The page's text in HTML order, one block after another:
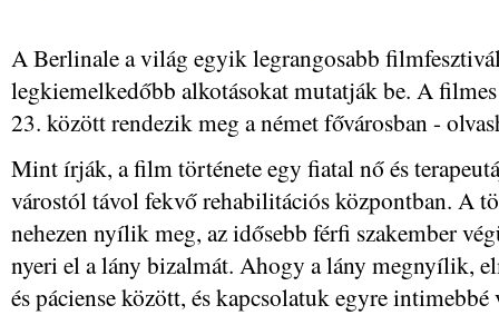
A Berlinale a világ egyik legrangosabb
legkiemelkedőbb alkotásokat mutatják be. A
23. között rendezik meg a német fővárosban -
Mint írják, a film története egy fiatal nő és
várostól távol fekvő rehabilitációs központban. A
nehezen nyílik meg, az idősebb férfi szakember
nyeri el a lány bizalmát. Ahogy a lány megnyílik,
és páciense között, és kapcsolatuk egyre